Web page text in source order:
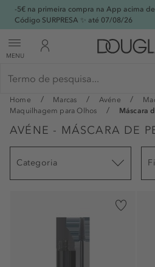
-5€ na primeira compra na App acima
Código SURPRESA ✨ até 07/08/26
MENU
Home Marcas Avéne
Maquilhagem para Olhos
Máscara
AVÉNE - MÁSCARA DE
Categoria